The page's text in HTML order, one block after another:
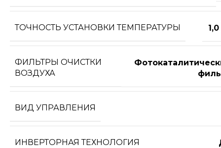
ТОЧНОСТЬ УСТАНОВКИ ТЕМПЕРАТУРЫ
ФИЛЬТРЫ ОЧИСТКИ
ВОЗДУХА
ВИД УПРАВЛЕНИЯ
ИНВЕРТОРНАЯ ТЕХНОЛОГИЯ